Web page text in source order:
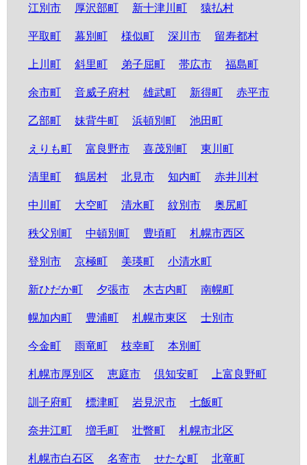
江別市 厚沢部町 新十津川町 猿払村
平取町 幕別町 様似町 深川市 留寿都村
上川町 斜里町 弟子屈町 帯広市 福島町
余市町 音威子府村 雄武町 新得町 赤平市
乙部町 妹背牛町 浜頓別町 池田町
えりも町 富良野市 喜茂別町 東川町
清里町 鶴居村 北見市 知内町 赤井川村
中川町 大空町 清水町 紋別市 奥尻町
秩父別町 中頓別町 豊頃町 札幌市西区
登別市 京極町 美瑛町 小清水町
新ひだか町 夕張市 木古内町 南幌町
幌加内町 豊浦町 札幌市東区 士別市
今金町 雨竜町 枝幸町 本別町
札幌市厚別区 恵庭市 倶知安町 上富良野町
訓子府町 標津町 岩見沢市 七飯町
奈井江町 増毛町 壮瞥町 札幌市北区
札幌市白石区 名寄市 せたな町 北竜町